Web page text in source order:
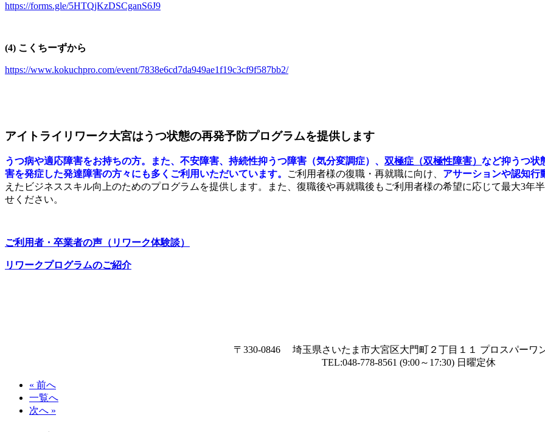
https://forms.gle/5HTQjKzDSCganS6J9
(4) こくちーずから
https://www.kokuchpro.com/event/7838e6cd7da949ae1f19c3cf9f587bb2/
アイトライリワーク大宮はうつ状態の再発予防プログラムを提供します
うつ病や適応障害をお持ちの方。また、不安障害、持続性抑うつ障害（気分変調症）、 双極症（双極性障害） など抑うつ状
害を発症した発達障害の方々にも多くご利用いただいています。
ご利用者様の復職・再就職に向け、 アサーションや認知行
えたビジネススキル向上のためのプログラムを提供します。また、復職後や再就職後もご利用者様の希望に応じて最大3年
せください。
ご利用者・卒業者の声（リワーク体験談）
リワークプログラムのご紹介
〒330-0846 埼玉県さいたま市大宮区大門町２丁目１１ プロスパーワ
TEL:048-778-8561 (9:00～17:30) 日曜定休
« 前へ
一覧へ
次へ »